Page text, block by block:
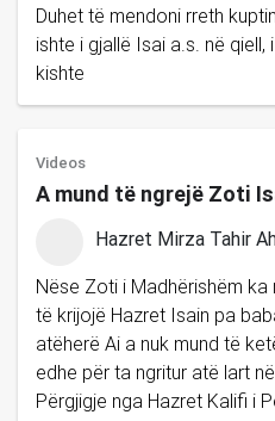
Duhet të mendoni rreth
ishte i gjallë Isai a.s. në qiell,
kishte
Videos
A mund të ngrejë Zoti
Hazret Mirza Tahir
Nëse Zoti i Madhërishëm ka
të krijojë Hazret Isain pa
atëherë Ai a nuk mund të
edhe për ta ngritur atë lart
Përgjigje nga Hazret Kalifi i